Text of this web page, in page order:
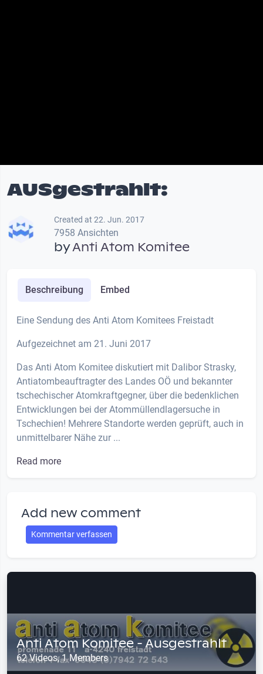
AUSgestrahlt:
Created at 22. Jun. 2017
7958 Ansichten
byAnti Atom Komitee
Beschreibung Embed
Eine Sendung des Anti Atom Komitees Freistadt
Aufgezeichnet am 21. Juni 2017
Das Anti Atom Komitee diskutiert mit Dalibor Strasky,
Antiatombeauftragter des Landes OÖ und bekannter
tschechischer Atomkraftgegner, über die bedenklichen
Entwicklungen bei der Atommüllendlagersuche in
Tschechien! Mehrere Standorte werden geprüft, auch in
unmittelbarer Nähe zur ...
Read more
Add new comment
Kommentar verfassen
Anti Atom Komitee - Ausgestrahlt
62 Videos, 1 Members